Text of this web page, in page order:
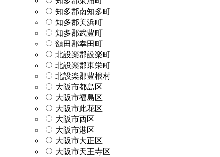
知多郡南知多町
知多郡美浜町
知多郡武豊町
額田郡幸田町
北設楽郡設楽町
北設楽郡東栄町
北設楽郡豊根村
大阪市都島区
大阪市福島区
大阪市此花区
大阪市西区
大阪市港区
大阪市大正区
大阪市天王寺区